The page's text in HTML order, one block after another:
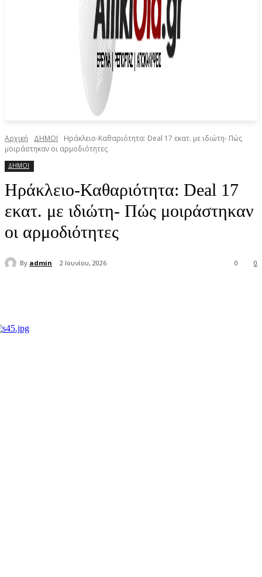
Αρχική ΔΗΜΟΙ
Ηράκλειο-Καθαριότητα: Deal 17 εκατ. με ιδιώτη- Πώς
μοιράστηκαν οι αρμοδιότητες
ΔΗΜΟΙ
Ηράκλειο-Καθαριότητα: Deal 17
εκατ. με ιδιώτη- Πώς μοιράστηκαν
οι αρμοδιότητες
By admin 2 Ιουνίου, 2026 0
0